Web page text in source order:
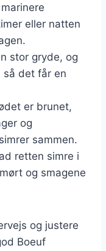
eller natten
stor gryde, og
det får en
er brunet,
og
sammen.
retten simre i
og smagene
og justere
Boeuf